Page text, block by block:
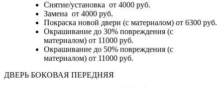
Снятие/установка от 4000 руб.
Замена от 4000 руб.
Покраска новой двери (с материалом) от 6300 руб.
Окрашивание до 30% повреждения (с
материалом) от 11000 руб.
Окрашивание до 50% повреждения (с
материалом) от 11000 руб.
ДВЕРЬ БОКОВАЯ ПЕРЕДНЯЯ